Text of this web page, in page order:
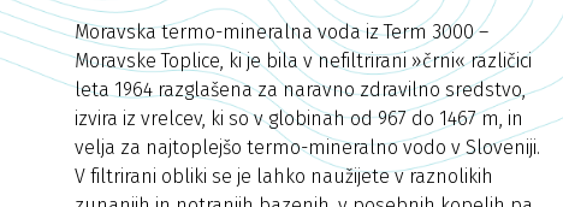
Moravska termo-mineralna voda iz Term 3000 –
Moravske Toplice, ki je bila v nefiltrirani »črni« različici
leta 1964 razglašena za naravno zdravilno sredstvo,
izvira iz vrelcev, ki so v globinah od 967 do 1467 m, in
velja za najtoplejšo termo-mineralno vodo v Sloveniji.
V filtrirani obliki se je lahko naužijete v raznolikih